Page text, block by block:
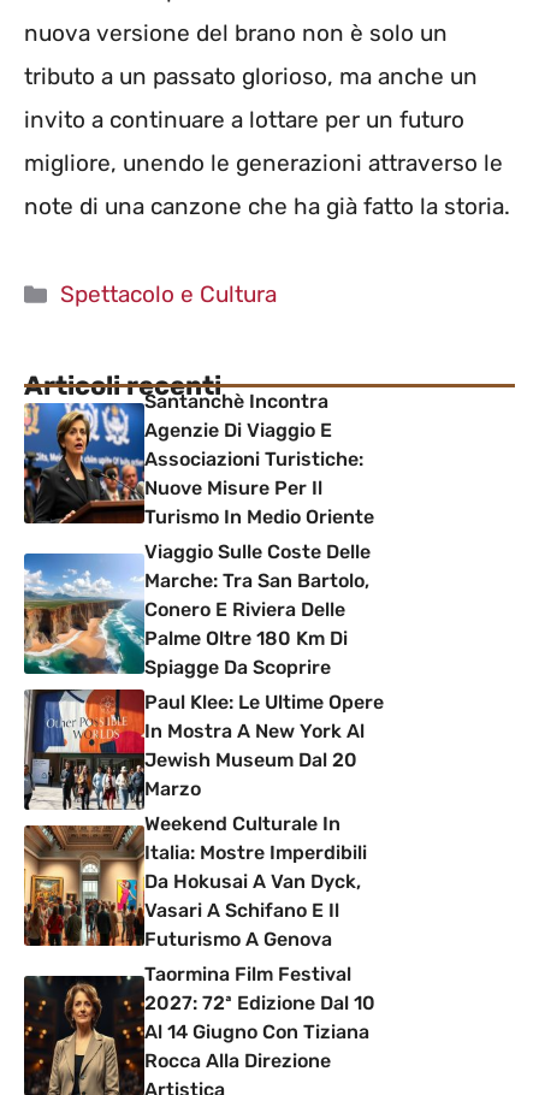
nuova versione del brano non è solo un
tributo a un passato glorioso, ma anche un
invito a continuare a lottare per un futuro
migliore, unendo le generazioni attraverso le
note di una canzone che ha già fatto la storia.
Categorie
Spettacolo e Cultura
Articoli recentiSantanchè Incontra
Agenzie Di Viaggio E
Associazioni Turistiche:
Nuove Misure Per Il
Turismo In Medio Oriente
Viaggio Sulle Coste Delle
Marche: Tra San Bartolo,
Conero E Riviera Delle
Palme Oltre 180 Km Di
Spiagge Da Scoprire
Paul Klee: Le Ultime Opere
In Mostra A New York Al
Jewish Museum Dal 20
Marzo
Weekend Culturale In
Italia: Mostre Imperdibili
Da Hokusai A Van Dyck,
Vasari A Schifano E Il
Futurismo A Genova
Taormina Film Festival
2027: 72ª Edizione Dal 10
Al 14 Giugno Con Tiziana
Rocca Alla Direzione
Artistica